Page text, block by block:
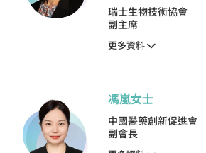
瑞士生物技術協會
副主席
更多資料
馮嵐女士
中國醫藥創新促進會
副會長